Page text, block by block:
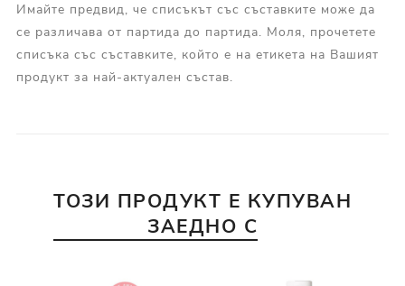
Имайте предвид, че списъкът със съставките може да
се различава от партида до партида. Моля, прочетете
списъка със съставките, който е на етикета на Вашият
продукт за най-актуален състав.
ТОЗИ ПРОДУКТ Е КУПУВАН
ЗАЕДНО С